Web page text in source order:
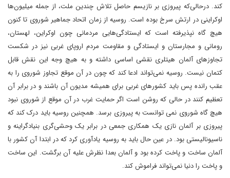
کند. درحالی‌که پیروزی بر نازیسم حاصل تلاش چندین ملت، از جمله میلیون‌ها
اوکراینی در ارتش سرخ بوده است. روسیه از زمان اتحاد جماهیر شوروی تا کنون
هیچ گاه نپذیرفته است که ایستادگی‌هایی مردمانی چون اوکراین، لهستان،
رومانی و مجارستان و ایستادگی و مقاومت مردم اروپای غربی نیز در شکست
تجاوزهای آلمان هیتلری نقشی اساسی داشته و به هیچ وجه این نقش قابل
کتمان نیست. روسیه نمی‌تواند ادعا کند که چون در آن موقع تجاوز شوروی را به
عقب رانده پس باید کشورهای غربی برای همیشه مدیون آن باشند و در برابر آن
تعظیم کنند در حالی که روشن است اگر حمایت غرب در آن موقع از شوروی نبود
هیچ گاه شوروی نمی توانست به پیروزی برسد. همچنین روسیه باید درک کند که
پیروزی بر آلمان نازی یک همکاری جمعی در برابر یک وحشی‌گری بنیادگراینه و
ناسیونالیستی بود. در عین حال باید به روسیه یادآوری کرد که در ابتدا آن کشور با
آلمان ساخت و پاخت کرده بود و آلمان بعدا نظرش علیه آن برگشت. این ساخت
و پاخت را دنیا نمی‌تواند فراموش کند.